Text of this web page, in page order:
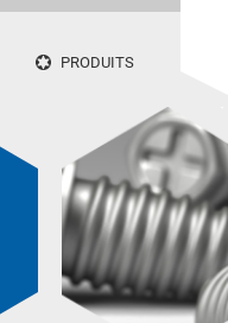
PRODUITS